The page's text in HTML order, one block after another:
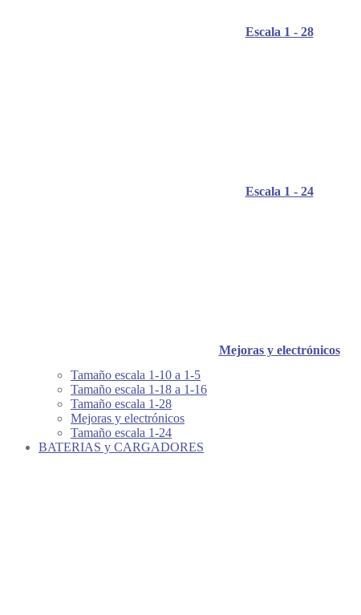
Escala 1 - 28
Escala 1 - 24
Mejoras y electrónicos
Tamaño escala 1-10 a 1-5
Tamaño escala 1-18 a 1-16
Tamaño escala 1-28
Mejoras y electrónicos
Tamaño escala 1-24
BATERIAS y CARGADORES